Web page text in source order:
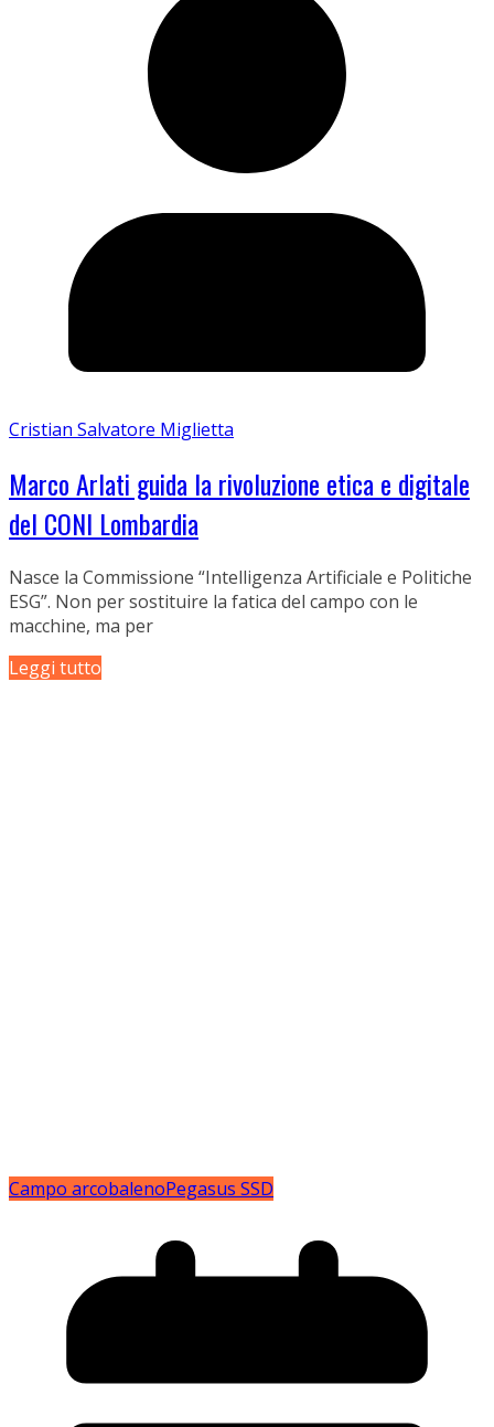
Cristian Salvatore Miglietta
Marco Arlati guida la rivoluzione etica e digitale
del CONI Lombardia
Nasce la Commissione “Intelligenza Artificiale e Politiche
ESG”. Non per sostituire la fatica del campo con le
macchine, ma per
Leggi tutto
Campo arcobalenoPegasus SSD